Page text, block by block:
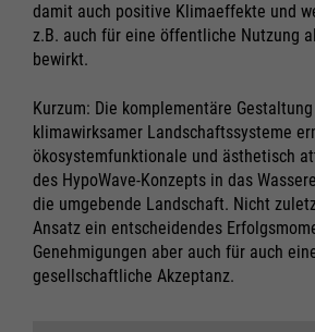
damit auch positive Klimaeffekte und
z.B. auch für eine öffentliche Nutzung
bewirkt.
Kurzum: Die komplementäre
klimawirksamer Landschaftssysteme
ökosystemfunktionale und ästhetisch
des HypoWave-Konzepts in das
die umgebende Landschaft. Nicht
Ansatz ein entscheidendes
Genehmigungen aber auch für auch
gesellschaftliche Akzeptanz.
Cookie Informationen anzeigen
Marketing und Statistik
Cookie Informationen anzeigen
Alle akzeptieren
Speichern
Ablehnen
Impressum Datenschutz
Cookie Informationen anzeigen
Marketing und Statistik
Cookie Informationen anzeigen
Alle akzeptieren
Speichern
Ablehnen
Impressum Datenschutz